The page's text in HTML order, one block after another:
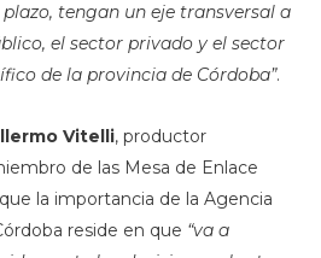
tengan un eje transversal a
el sector privado y el sector
de la provincia de Córdoba”.
Vitelli, productor
de las Mesa de Enlace
la importancia de la Agencia
reside en que “va a